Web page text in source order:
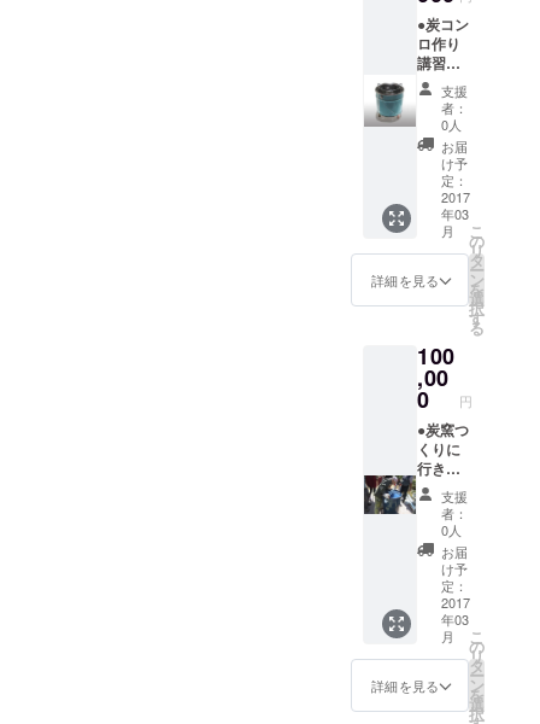
車1台お
出しま
す 3名
を超え
る人数
分の乗
れる車
をご用
意くだ
さい ※
昼食は
各自で
ご用意
くださ
い
●炭コン
ロ作り
講習に
行きま
す（旅
費、材
料費別
途） 炭
コンロ
作り方
教えま
すの
で、仲
間を集
めて自
分で炭
を作っ
てみま
しょ
う！
支援
者：
0人
お届
け予
定：
2017
年03
月
詳細を見る
こ
の
リ
タ
ー
ン
を
選
択
す
る
100
,00
0 円
●炭窯つ
くりに
行きま
す（旅
費、材
料費別
途）
炭窯作
り方教
えます
ので、
仲間を
集めて
みんな
でつく
りま
支援
者：
0人
お届
け予
定：
2017
年03
月
詳細を見る
こ
の
リ
タ
ー
ン
を
選
択